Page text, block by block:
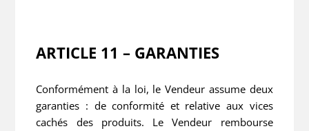
ARTICLE 11 – GARANTIES
Conformément à la loi, le Vendeur assume deux
garanties : de conformité et relative aux vices
cachés des produits. Le Vendeur rembourse